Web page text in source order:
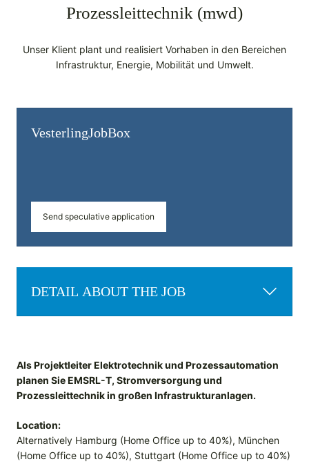
Prozessleittechnik (mwd)
Unser Klient plant und realisiert Vorhaben in den Bereichen
Infrastruktur, Energie, Mobilität und Umwelt.
Vesterling­JobBox
Send speculative application
DETAIL ABOUT THE JOB
Als Projektleiter Elektrotechnik und Prozessautomation
planen Sie EMSRL-T, Stromversorgung und
Prozessleittechnik in großen Infrastrukturanlagen.
Location:
Alternatively Hamburg (Home Office up to 40%), München
(Home Office up to 40%), Stuttgart (Home Office up to 40%)